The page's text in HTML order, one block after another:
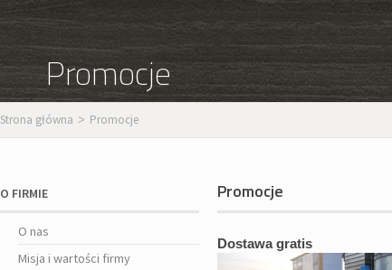
Promocje
Strona główna > Promocje
O FIRMIE
O nas
Misja i wartości firmy
Promocje
Dostawa gratis